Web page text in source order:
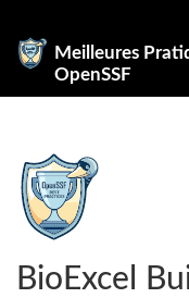
Meilleures
OpenSSF
BioExcel